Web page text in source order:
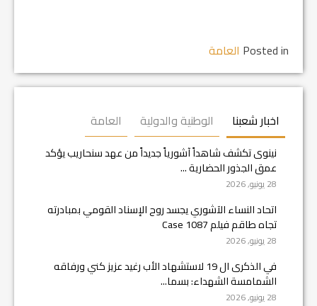
Posted in العامة
اخبار شعبنا الوطنية والدولية العامة
نينوى تكشف شاهداً آشورياً جديداً من عهد سنحاريب يؤكد
عمق الجذور الحضارية ...
28 يونيو, 2026
اتحاد النساء الآشوري يجسد روح الإسناد القومي بمبادرته
تجاه طاقم فيلم Case 1087
28 يونيو, 2026
في الذكرى ال 19 لاستشهاد الأب رغيد عزيز كني ورفاقه
الشمامسة الشهداء: بسما...
28 يونيو, 2026